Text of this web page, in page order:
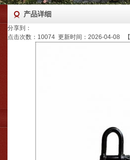
产品详细
分享到：
点击次数： 10074 更新时间：2026-04-08 【